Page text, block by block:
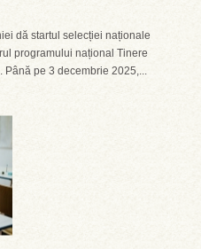
dă startul selecției naționale
programului național Tinere
Până pe 3 decembrie 2025,...